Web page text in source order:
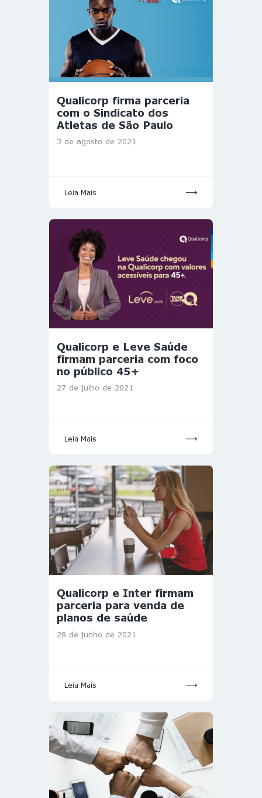
Qualicorp firma parceria
com o Sindicato dos
Atletas de São Paulo
3 de agosto de 2021
Leia Mais
Qualicorp e Leve Saúde
firmam parceria com foco
no público 45+
27 de julho de 2021
Leia Mais
Qualicorp e Inter firmam
parceria para venda de
planos de saúde
28 de junho de 2021
Leia Mais